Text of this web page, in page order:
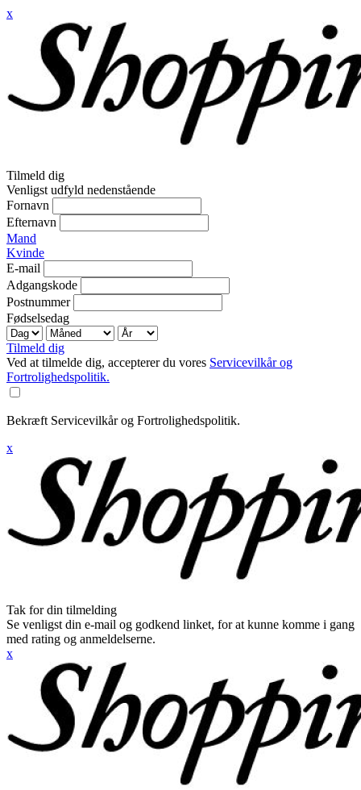
x
Tilmeld dig
Venligst udfyld nedenstående
Fornavn
Efternavn
Mand
Kvinde
E-mail
Adgangskode
Postnummer
Fødselsedag
Tilmeld dig
Ved at tilmelde dig, accepterer du vores Servicevilkår og
Fortrolighedspolitik.
Bekræft Servicevilkår og Fortrolighedspolitik.
x
Tak for din tilmelding
Se venligst din e-mail og godkend linket, for at kunne komme i gang
med rating og anmeldelserne.
x